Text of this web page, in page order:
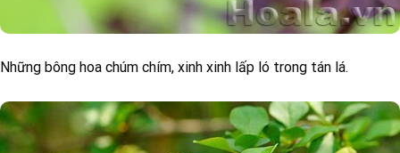
Những bông hoa chúm chím, xinh xinh lấp ló trong tán lá.